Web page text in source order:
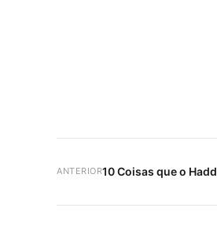
ANTERIOR10 Coisas que o